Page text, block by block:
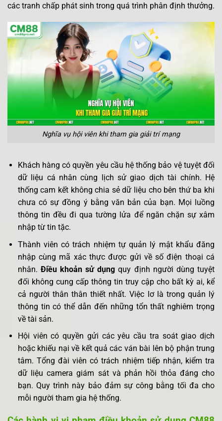
các tranh chấp phát sinh trong quá trình phân định thưởng.
Nghĩa vụ hội viên khi tham gia giải trí mạng
Khách hàng có quyền yêu cầu hệ thống bảo vệ tuyệt đối
dữ liệu cá nhân cùng lịch sử giao dịch tài chính. Hệ
thống cam kết không chia sẻ dữ liệu cho bên thứ ba khi
chưa có sự đồng ý bằng văn bản của bạn. Mọi luồng
thông tin đều đi qua tường lửa để ngăn chặn sự xâm
nhập từ tin tặc.
Thành viên có trách nhiệm tự quản lý mật khẩu đăng
nhập cùng mã xác thực được gửi về số điện thoại cá
nhân. Điều khoản sử dụngquy định người dùng tuyệt
đối không cung cấp thông tin truy cập cho bất kỳ ai, kể
cả người thân thân thiết nhất. Việc lơ là trong quản lý
thông tin có thể dẫn đến những tổn thất nghiêm trọng
về tài sản.
Hội viên có quyền gửi các yêu cầu tra soát giao dịch
hoặc khiếu nại về kết quả các ván bài lên bộ phận trung
tâm. Tổng đài viên có trách nhiệm tiếp nhận, kiểm tra
dữ liệu camera giám sát và phản hồi thỏa đáng cho
bạn. Quy trình này bảo đảm sự công bằng tối đa cho
mỗi người tham gia hệ thống.